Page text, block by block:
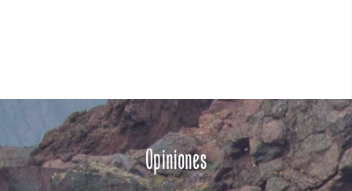
Opiniones